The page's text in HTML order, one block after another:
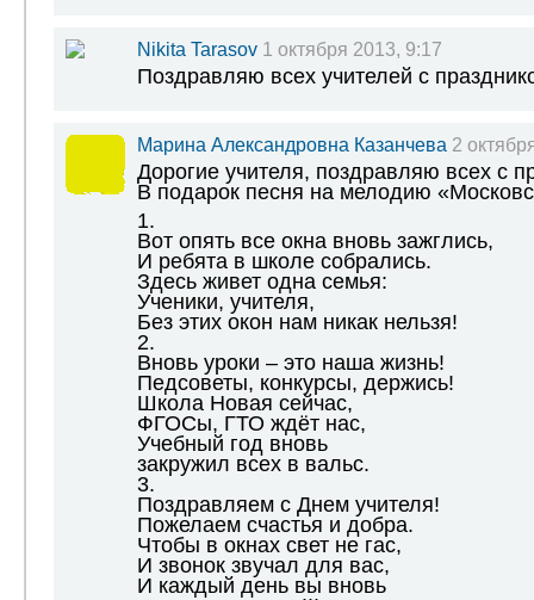
Nikita Tarasov 1 октября 2013, 9:17
Поздравляю всех учителей с
Марина Александровна Казанчева 2
Дорогие учителя, поздравляю всех с
В подарок песня на мелодию
1.
Вот опять все окна вновь зажглись,
И ребята в школе собрались.
Здесь живет одна семья:
Ученики, учителя,
Без этих окон нам никак нельзя!
2.
Вновь уроки – это наша жизнь!
Педсоветы, конкурсы, держись!
Школа Новая сейчас,
ФГОСы, ГТО ждёт нас,
Учебный год вновь
закружил всех в вальс.
3.
Поздравляем с Днем учителя!
Пожелаем счастья и добра.
Чтобы в окнах свет не гас,
И звонок звучал для вас,
И каждый день вы вновь